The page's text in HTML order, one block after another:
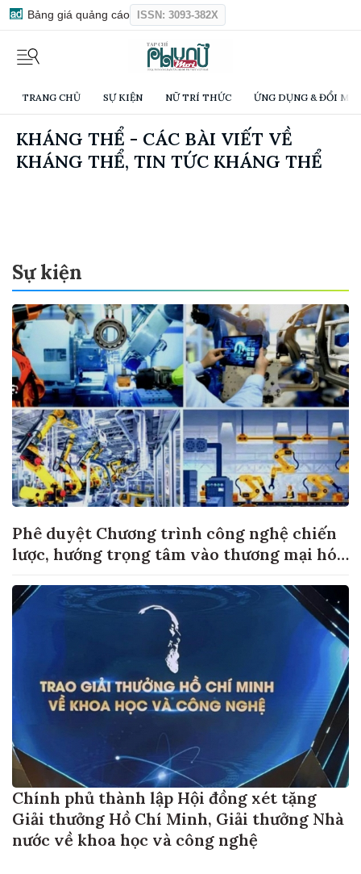
Bảng giá quảng cáo ISSN: 3093-382X
TRANG CHỦ SỰ KIỆN NỮ TRÍ THỨC ỨNG DỤNG & ĐỔI
KHÁNG THỂ - CÁC BÀI VIẾT VỀ
KHÁNG THỂ, TIN TỨC KHÁNG THỂ
Sự kiện
Phê duyệt Chương trình công nghệ chiến
lược, hướng trọng tâm vào thương mại hóa
Chính phủ thành lập Hội đồng xét tặng
Giải thưởng Hồ Chí Minh, Giải thưởng Nhà
nước về khoa học và công nghệ